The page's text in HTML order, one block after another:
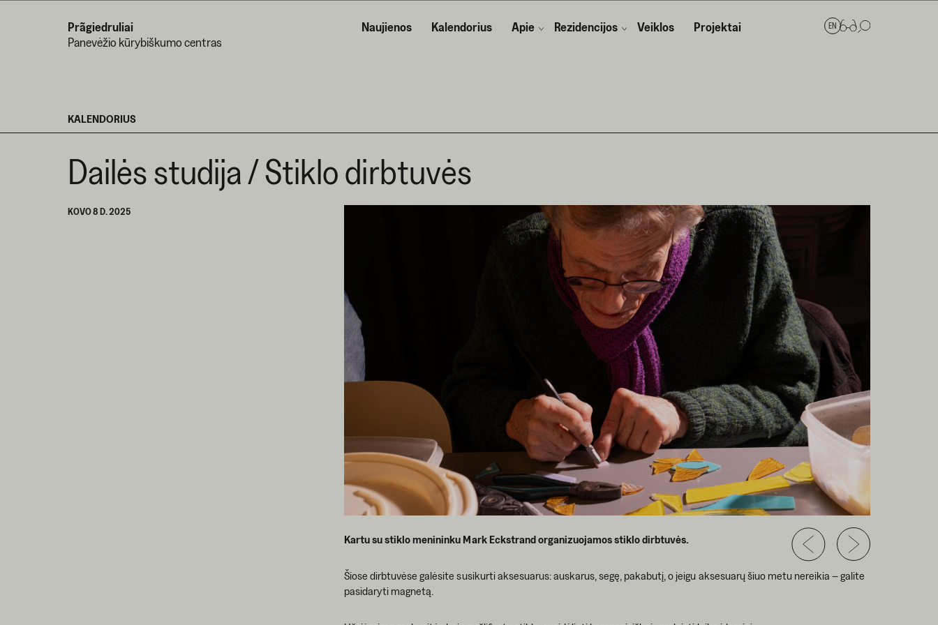
Prãgiedruliai
Panevėžio kūrybiškumo centras
Naujienos Kalendorius Apie Rezidencijos Veiklos Projektai EN
KALENDORIUS
Dailės studija / Stiklo dirbtuvės
KOVO 8 D. 2025
Kartu su stiklo menininku Mark Eckstrand organizuojamos stiklo dirbtuvės.
Šiose dirbtuvėse galėsite susikurti aksesuarus: auskarus, segę, pakabutį, o jeigu aksesuarų šiuo metu nereikia – galite
pasidaryti magnetą.